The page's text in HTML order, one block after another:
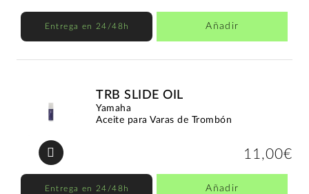
Entrega en 24/48h Añadir
TRB SLIDE OIL
Yamaha
Aceite para Varas de Trombón
11,00€
Entrega en 24/48h Añadir